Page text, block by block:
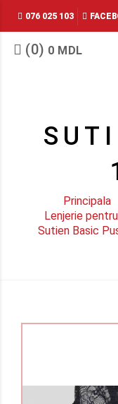
076 025 103
(0) 0 MDL
Principala
Lenjerie
Sutien Basic